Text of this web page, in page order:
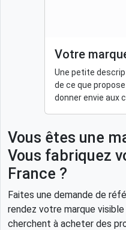
Votre
Une petite
de ce que
donner envie aux
Vous êtes une
Vous fabriquez
France ?
Faites une demande de
rendez votre marque
cherchent à acheter des